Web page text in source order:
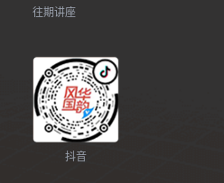
往期讲座
抖音